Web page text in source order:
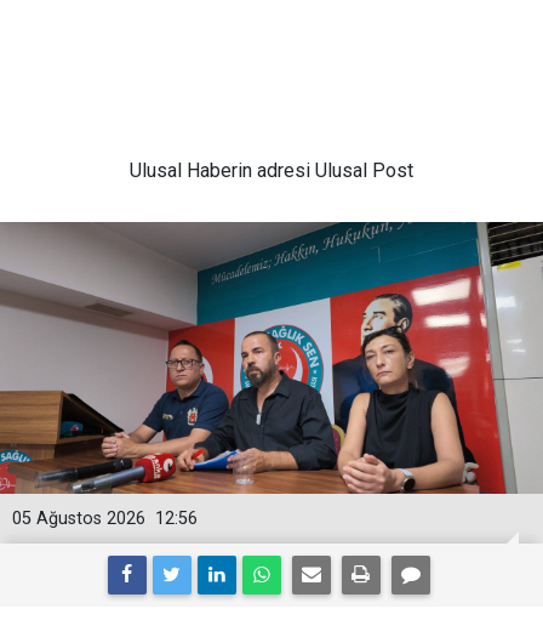
Ulusal Haberin adresi Ulusal Post
12:56
05 Ağustos 2026